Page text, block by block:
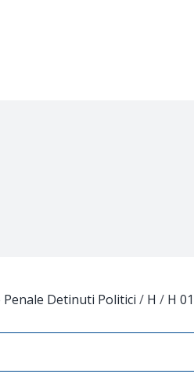
Penale Detinuti Politici / H / H